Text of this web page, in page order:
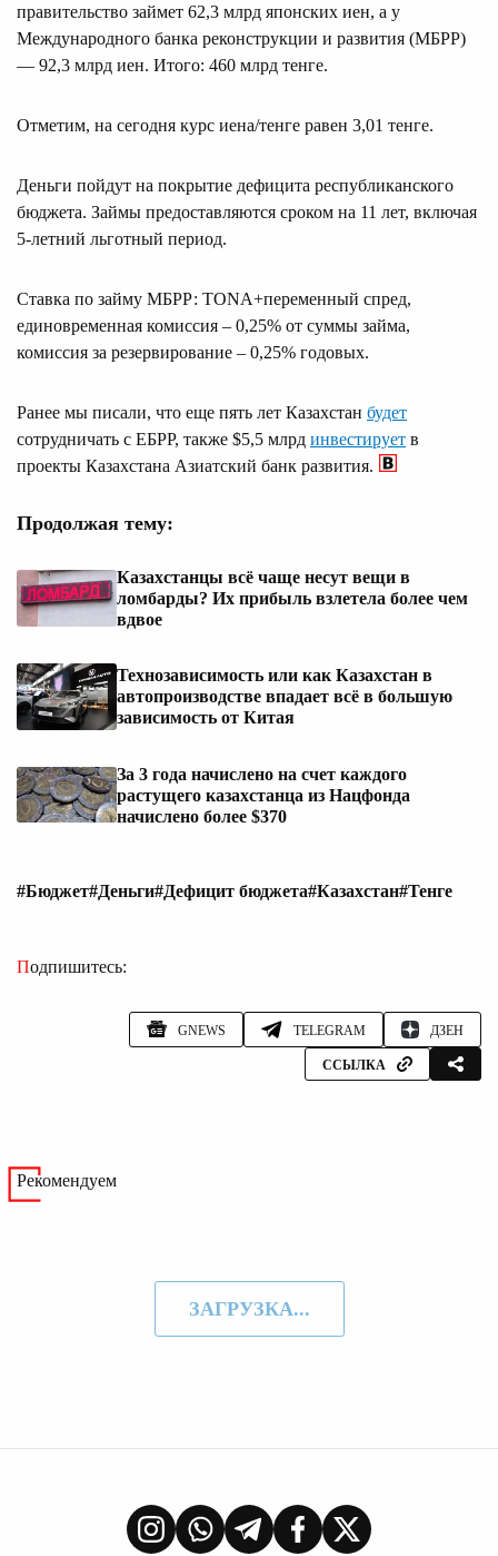
правительство займет 62,3 млрд японских иен, а у
Международного банка реконструкции и развития (МБРР)
— 92,3 млрд иен. Итого: 460 млрд тенге.
Отметим, на сегодня курс иена/тенге равен 3,01 тенге.
Деньги пойдут на покрытие дефицита республиканского
бюджета. Займы предоставляются сроком на 11 лет, включая
5-летний льготный период.
Ставка по займу МБРР: TONA+переменный спред,
единовременная комиссия – 0,25% от суммы займа,
комиссия за резервирование – 0,25% годовых.
Ранее мы писали, что еще пять лет Казахстан будет
сотрудничать с ЕБРР, также $5,5 млрд инвестирует в
проекты Казахстана Азиатский банк развития.
Продолжая тему:
Казахстанцы всё чаще несут вещи в
ломбарды? Их прибыль взлетела более чем
вдвое
Технозависимость или как Казахстан в
автопроизводстве впадает всё в большую
зависимость от Китая
За 3 года начислено на счет каждого
растущего казахстанца из Нацфонда
начислено более $370
#Бюджет#Деньги#Дефицит бюджета#Казахстан#Тенге
Подпишитесь:
GNEWS TELEGRAM ДЗЕН
ССЫЛКА
Рекомендуем
ЗАГРУЗКА...